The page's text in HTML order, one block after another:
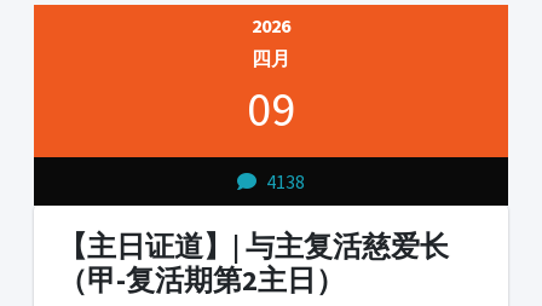
2026
四月
09
4138
【主日证道】| 与主复活慈爱长
（甲-复活期第2主日）